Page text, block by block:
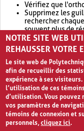
Vérifiez que
Supprimez les
rechercher
souvent plus de
Envisagez
retournera
NOTRE SITE WEB
REHAUSSER VOTRE
Le site web de
afin de recueillir des
expérience à ses
l’utilisation de ces
d’utilisation. Vous
vos paramètres de
témoins de connexion et
personnels,cliquez ici.